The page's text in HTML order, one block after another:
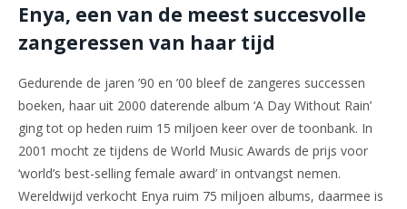
Enya, een van de meest succesvolle
zangeressen van haar tijd
Gedurende de jaren ’90 en ’00 bleef de zangeres successen
boeken, haar uit 2000 daterende album ‘A Day Without Rain’
ging tot op heden ruim 15 miljoen keer over de toonbank. In
2001 mocht ze tijdens de World Music Awards de prijs voor
‘world’s best-selling female award’ in ontvangst nemen.
Wereldwijd verkocht Enya ruim 75 miljoen albums, daarmee is